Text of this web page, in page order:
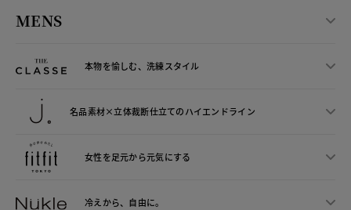
MENS
本物を愉しむ、洗練スタイル
名品素材×立体裁断仕立てのハイエンドライン
女性を足元から元気にする
冷えから、 自由に。